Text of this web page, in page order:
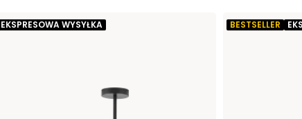
EKSPRESOWA WYSYŁKA BESTSELLER